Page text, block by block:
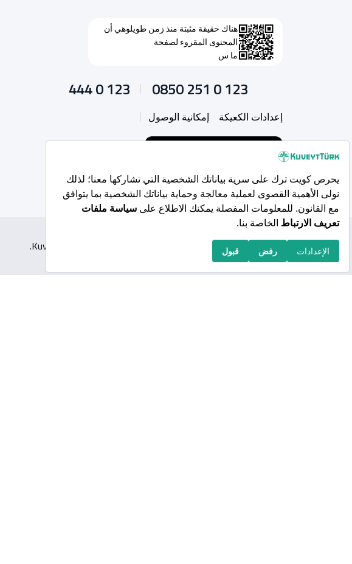
هناك حقيقة مثبتة منذ زمن طويلوهي أن
المحتوى المقروء لصفحة
ما س
444 0 123 0850 251 0 123
إعدادات الكعيكة إمكانية الوصول
حقوق النشر 2026 محفوظة لـ Kuveyt Türk Katılım Bankası A.Ş.